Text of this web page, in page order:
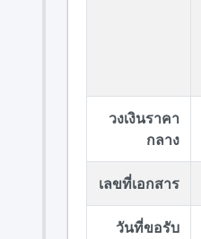
วงเงินราคา
กลาง
เลขที่เอกสาร
วันที่ขอรับ